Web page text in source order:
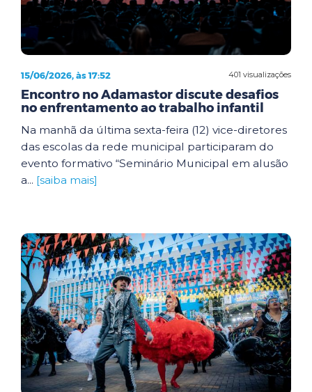
401 visualizações
15/06/2026, às 17:52
Encontro no Adamastor discute desafios
no enfrentamento ao trabalho infantil
Na manhã da última sexta-feira (12) vice-diretores
das escolas da rede municipal participaram do
evento formativo “Seminário Municipal em alusão
a... [saiba mais]